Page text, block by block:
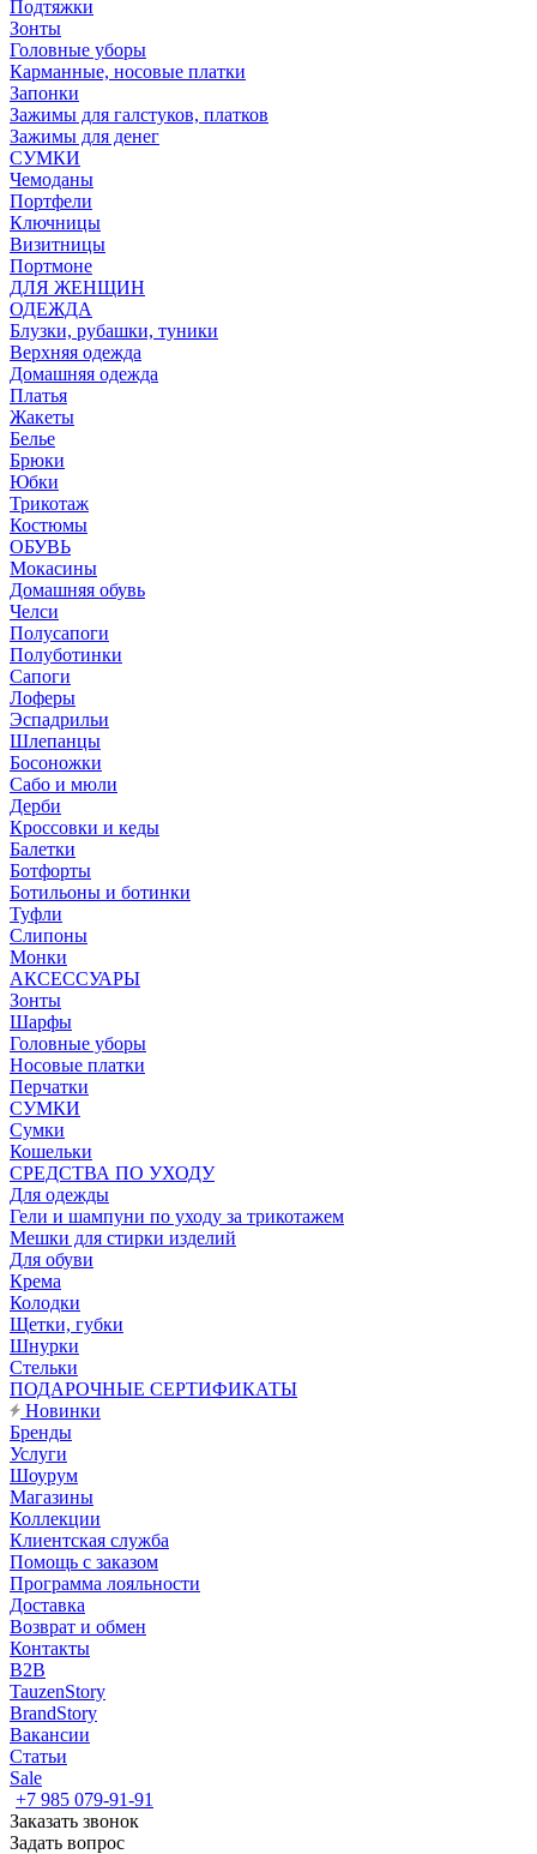
Подтяжки
Зонты
Головные уборы
Карманные, носовые платки
Запонки
Зажимы для галстуков, платков
Зажимы для денег
СУМКИ
Чемоданы
Портфели
Ключницы
Визитницы
Портмоне
ДЛЯ ЖЕНЩИН
ОДЕЖДА
Блузки, рубашки, туники
Верхняя одежда
Домашняя одежда
Платья
Жакеты
Белье
Брюки
Юбки
Трикотаж
Костюмы
ОБУВЬ
Мокасины
Домашняя обувь
Челси
Полусапоги
Полуботинки
Сапоги
Лоферы
Эспадрильи
Шлепанцы
Босоножки
Сабо и мюли
Дерби
Кроссовки и кеды
Балетки
Ботфорты
Ботильоны и ботинки
Туфли
Слипоны
Монки
АКСЕССУАРЫ
Зонты
Шарфы
Головные уборы
Носовые платки
Перчатки
СУМКИ
Сумки
Кошельки
CРЕДСТВА ПО УХОДУ
Для одежды
Гели и шампуни по уходу за трикотажем
Мешки для стирки изделий
Для обуви
Крема
Колодки
Щетки, губки
Шнурки
Стельки
ПОДАРОЧНЫЕ СЕРТИФИКАТЫ
Новинки
Бренды
Услуги
Шоурум
Магазины
Коллекции
Клиентская служба
Помощь с заказом
Программа лояльности
Доставка
Возврат и обмен
Контакты
B2B
TauzenStory
BrandStory
Вакансии
Статьи
Sale
+7 985 079-91-91
Заказать звонок
Задать вопрос